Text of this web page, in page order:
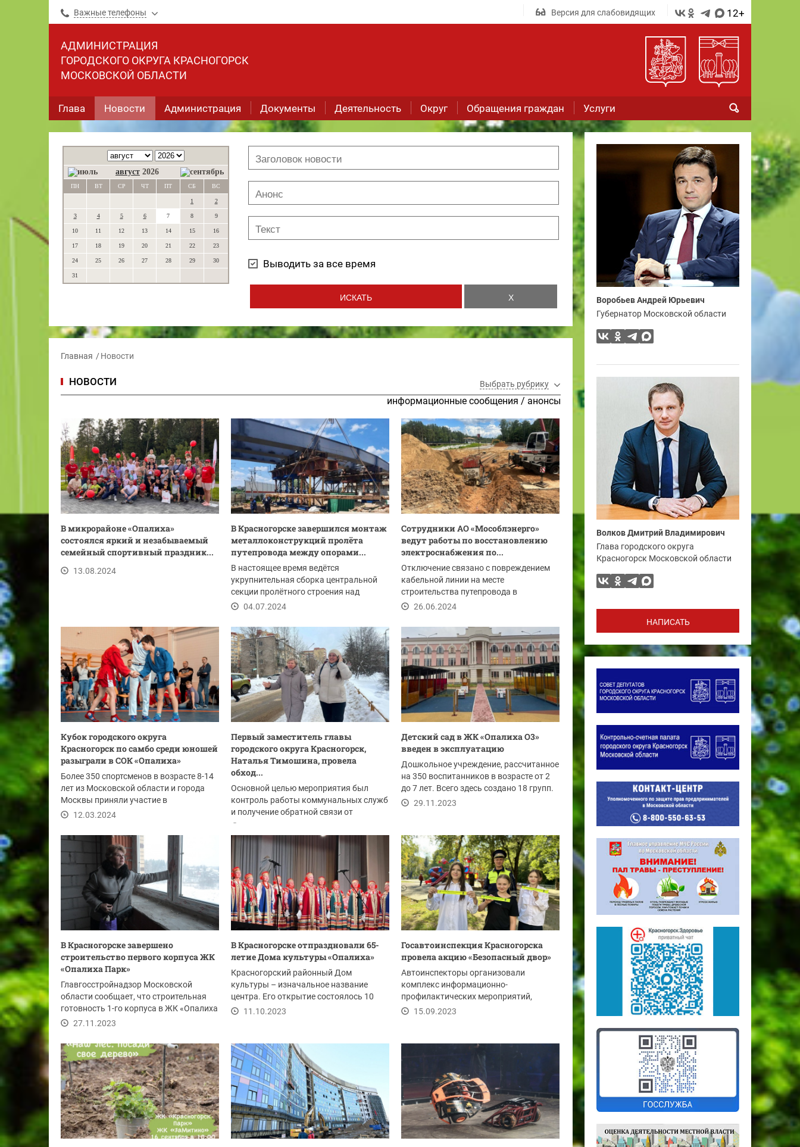
Важные телефоны Версия для слабовидящих 12+
АДМИНИСТРАЦИЯ
ГОРОДСКОГО ОКРУГА КРАСНОГОРСК
МОСКОВСКОЙ ОБЛАСТИ
Глава Новости Администрация Документы Деятельность Округ Обращения граждан Услуги
август 2026
ПН ВТ СР ЧТ ПТ СБ ВС
1 2
3 4 5 6 7 8 9
10 11 12 13 14 15 16
17 18 19 20 21 22 23
24 25 26 27 28 29 30
31
Выводить за все время
Главная Новости
НОВОСТИ Выбрать рубрику
информационные сообщения / анонсы
В микрорайоне «Опалиха»
состоялся яркий и незабываемый
семейный спортивный праздник...
13.08.2024
В Красногорске завершился монтаж
металлоконструкций пролёта
путепровода между опорами...
В настоящее время ведётся
укрупнительная сборка центральной
секции пролётного строения над
железной дорогой, об этом...
04.07.2024
Сотрудники АО «Мособлэнерго»
ведут работы по восстановлению
электроснабжения по...
Отключение связано с повреждением
кабельной линии на месте
строительства путепровода в
Аникеевке.
26.06.2024
Кубок городского округа
Красногорск по самбо среди юношей
разыграли в СОК «Опалиха»
Более 350 спортсменов в возрасте 8-14
лет из Московской области и города
Москвы приняли участие в
соревнованиях....
12.03.2024
Первый заместитель главы
городского округа Красногорск,
Наталья Тимошина, провела
обход...
Основной целью мероприятия был
контроль работы коммунальных служб
и получение обратной связи от
жителей.
Детский сад в ЖК «Опалиха О3»
введен в эксплуатацию
Дошкольное учреждение, рассчитанное
на 350 воспитанников в возрасте от 2
до 7 лет. Всего здесь создано 18 групп.
29.11.2023
В Красногорске завершено
строительство первого корпуса ЖК
«Опалиха Парк»
Главгосстройнадзор Московской
области сообщает, что строительная
готовность 1-го корпуса в ЖК «Опалиха
Парк» в...
27.11.2023
В Красногорске отпраздновали 65-
летие Дома культуры «Опалиха»
Красногорский районный Дом
культуры – изначальное название
центра. Его открытие состоялось 10
октября 1958 года. И...
11.10.2023
Госавтоинспекция Красногорска
провела акцию «Безопасный двор»
Автоинспекторы организовали
комплекс информационно-
профилактических мероприятий,
направленных на обеспечение...
15.09.2023
Воробьев Андрей Юрьевич
Губернатор Московской области
Волков Дмитрий Владимирович
Глава городского округа
Красногорск Московской области
НАПИСАТЬ